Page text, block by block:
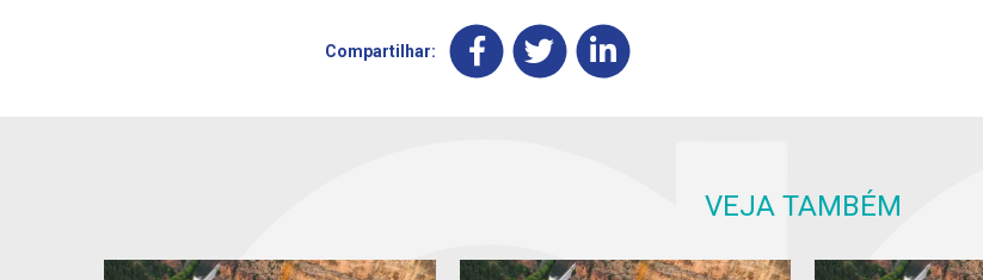
Compartilhar:
VEJA TAMBÉM